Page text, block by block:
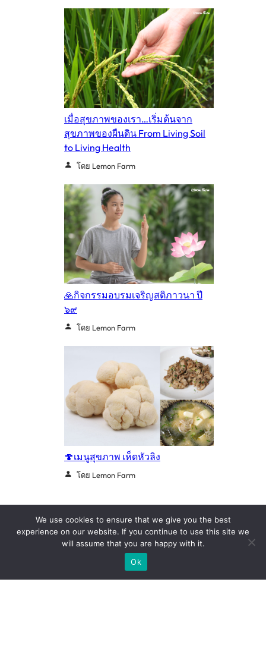
เมื่อสุขภาพของเรา…เริ่มต้นจาก
สุขภาพของผืนดิน From Living Soil
to Living Health
โดย Lemon Farm
🙏กิจกรรมอบรมเจริญสติภาวนา ปี
๖๙
โดย Lemon Farm
🍄เมนูสุขภาพ เห็ดหัวลิง
โดย Lemon Farm
We use cookies to ensure that we give you the best
experience on our website. If you continue to use this site we
will assume that you are happy with it.
Ok